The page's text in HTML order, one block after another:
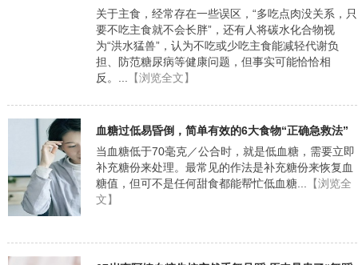
关于主食，经常存在一些误区，“多吃点肉没关系，只
要不吃主食就不会长胖”，还有人将碳水化合物视
为“洪水猛兽”，认为不吃或少吃主食能减轻代谢负
担、防范糖尿病等健康问题，但事实可能恰恰相
反。...
【浏览全文】
血糖过低易昏倒，简单有效的6大食物“正确急救法”
当血糖低于70毫克／公合时，就是低血糖，需要立即
补充糖份来处理。最常见的作法是补充糖份来恢复血
糖值，但可不是任何甜食都能帮忙低血糖...
【浏览全
文】